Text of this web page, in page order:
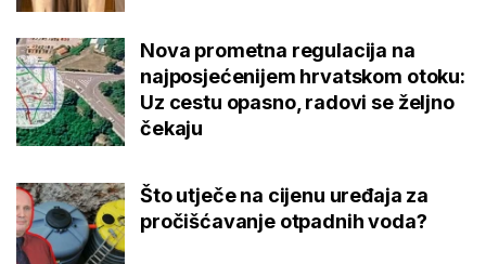
Nova prometna regulacija na
najposjećenijem hrvatskom otoku:
Uz cestu opasno, radovi se željno
čekaju
Što utječe na cijenu uređaja za
pročišćavanje otpadnih voda?